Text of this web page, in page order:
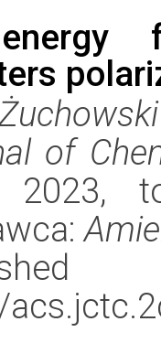
of
2023,